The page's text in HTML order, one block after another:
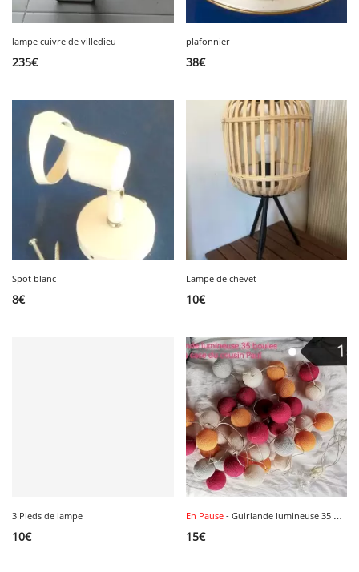
lampe cuivre de villedieu
235€
plafonnier
38€
Spot blanc
8€
Lampe de chevet
10€
3 Pieds de lampe
10€
En Pause- Guirlande lumineuse 35 boules
15€